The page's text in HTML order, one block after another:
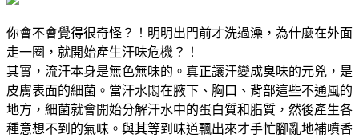
你會不會覺得很奇怪？！明明出門前才洗過澡，為什麼在外面
走一圈，就開始產生汗味危機？！
其實，流汗本身是無色無味的。真正讓汗變成臭味的元兇，是
皮膚表面的細菌。當汗水悶在腋下、胸口、背部這些不通風的
地方，細菌就會開始分解汗水中的蛋白質和脂質，然後產生各
種意想不到的氣味。與其等到味道飄出來才手忙腳亂地補噴香